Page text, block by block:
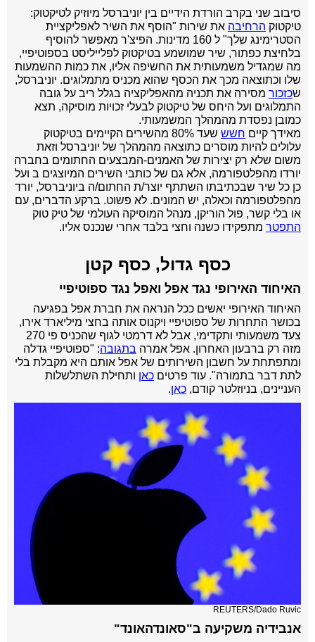
סיבוב שני בקרב הורדת הידיים בין יוניברסל מיוזיק לטיקטוק:
טיקטוק הרחיבה את שירות "הוסף את השיר לאפליקציית
הסטרימינג שלך" ל 160 מדינות. הפיצ'ר מאפשר להוסיף
בלחיצת כפתור, שיר שמושמע בטיקטוק לפלייליסט בספוטיפיי,
מה שמגדיל משמעותית את החשיפה אליו, את כמות ההשמעות
שלו וכתוצאה מכך את הכסף שהוא מכניס מתמלוגים. יוניברסל,
שכזכור מסירה את תכניה מהאפליקציה בגלל ריב על גובה
התמלוגים ועל היחס של טיקטוק לבעלי זכויות מוסיקה, תצא
כמובן נפסדת מהמהלך המשמעותי.
מאידך קיים חשש
שעד 80% מהשירים הקיימים בטיקטוק
עלולים להיות מוסרים כתוצאה מהמהלך של יוניברסל וזאת
משום שלא רק יצירות של האמנים-המבצעים החתומים בחברה
יורדו מהפלטפורמה, אלא גם של כותבי השירים המיוצגים ב ועל
כן כל שיר שבכתיבתו השתתף יוצר/ת החתום/ה ביוניברסל, יורד
מהפלטפורמה וכאלה, יש המונים. לא פשוט. ברקע הדברים, עם
או בלי קשר, פול הוריקן, מנהל המוסיקה העולמי של טיק טוק
התפטר מתפקידו כשנה וחצי בלבד אחרי שנכנס אליו.
כסף גדול, כסף קטן
האיחוד האירופי נגד אפל ואפל נגד ספוטיפיי
האיחוד האירופי יאשים ככל הנראה את חברת אפל בפגיעה
בכושר התחרות של ספוטיפיי ויקנוס אותה בחצי מיליארד אירו,
צעד משמעותי ותקדימי, אבל לא דרמטי לגוף שהכניס פי 270
מזה רק ברבעון האחרון. אפל אמרה בתגובה: "ספוטיפיי גדלה
ומתפתחת על חשבון השירותים של אפל אותם היא מקבלת בלי
לתת דבר בתמורה". עוד פרטים כאן ותחילת השתלשלות
העניינים, בניוזלטר קודם, כאן.
REUTERS/Dado Ruvic
אנבידיה משקיעה ב"סאונדהאונד"